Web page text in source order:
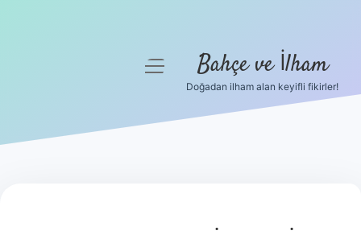
Hakkımızda
menüyü
Bahçe ve İlham
Doğadan ilham alan keyifli fikirler!